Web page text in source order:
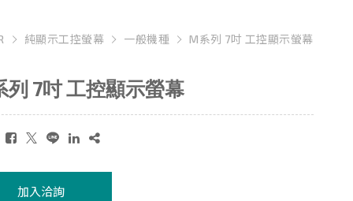
純顯示工控螢幕 一般機種 M系列 7吋 工控顯示螢幕
列 7吋 工控顯示螢幕
加入洽詢